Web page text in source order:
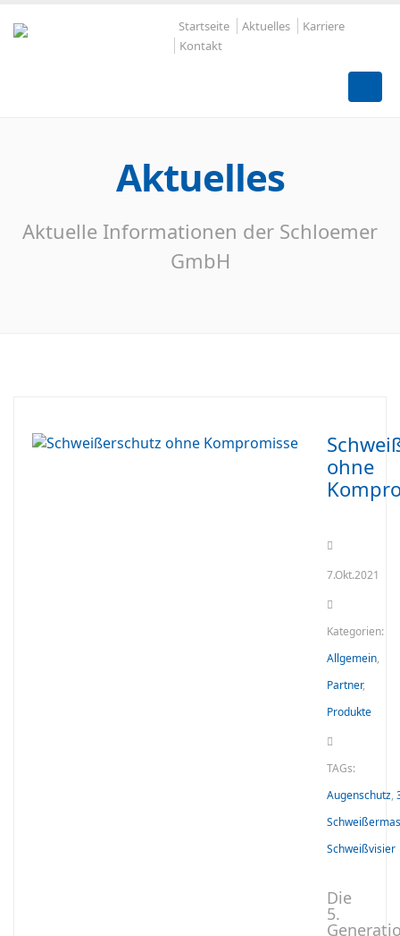
Startseite Aktuelles
Karriere
Kontakt
Aktuelles
Aktuelle Informationen der Schloemer
GmbH
ohne
7.Okt.2021
Kategorien:
Allgemein,
Partner,
Produkte
TAGs:
Augenschutz,
Schweißvisier
Die
5.